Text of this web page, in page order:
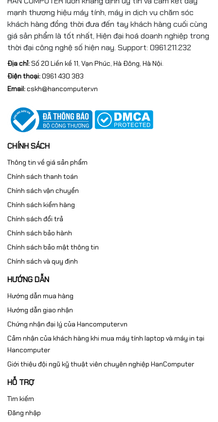
mạnh thương hiệu máy tính, máy in dịch vụ chăm sóc
khách hàng đồng thời đưa đến tay khách hàng cuối cùng
giá sản phẩm là tốt nhất, Hiện đại hoá doanh nghiệp trong
thời đại công nghệ số hiện nay. Support: 0961.211.232
Địa chỉ:Số 20 Liền kề 11, Vạn Phúc, Hà Đông, Hà Nội.
Điện thoại:0961 430 383
Email:cskh@hancomputer.vn
CHÍNH SÁCH
Thông tin về giá sản phẩm
Chính sách thanh toán
Chính sách vận chuyển
Chính sách kiểm hàng
Chính sách đổi trả
Chính sách bảo hành
Chính sách bảo mật thông tin
Chính sách và quy định
HƯỚNG DẪN
Hướng dẫn mua hàng
Hướng dẫn giao nhận
Chứng nhận đại lý của Hancomputer.vn
Cảm nhận của khách hàng khi mua máy tính laptop và máy in tại
Hancomputer
Giới thiệu đội ngũ kỹ thuật viên chuyên nghiệp HanComputer
HỖ TRỢ
Tìm kiếm
Đăng nhập